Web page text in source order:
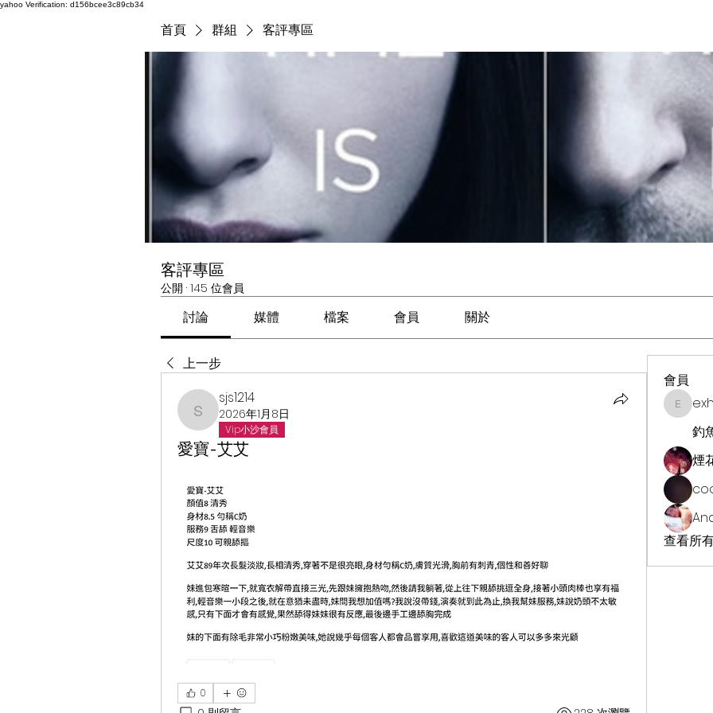
yahoo Verification: d156bcee3c89cb34
首頁 群組 客評專區
客評專區
公開 · 145 位會員
討論 媒體 檔案 會員 關於
上一步
sjs1214
sjs1214
2026年1月8日
Vip小沙會員
愛寶-艾艾
0
會員
釣
煙
查看所